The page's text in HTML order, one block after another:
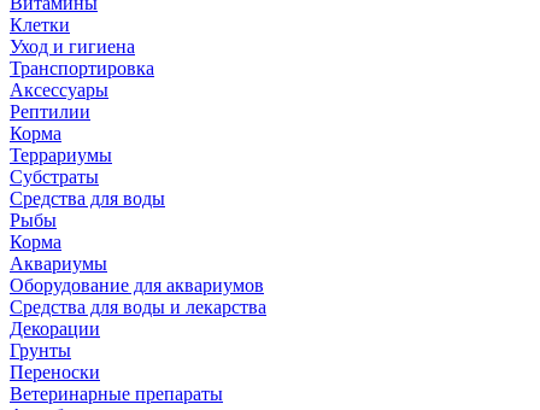
Клетки
Уход и гигиена
Транспортировка
Аксессуары
Рептилии
Корма
Террариумы
Субстраты
Средства для воды
Рыбы
Корма
Аквариумы
Оборудование для аквариумов
Средства для воды и лекарства
Декорации
Грунты
Переноски
Ветеринарные препараты